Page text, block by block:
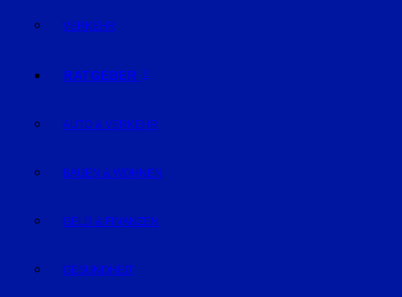
VERKEHR
RATGEBER
AUTO & VERKEHR
BAUEN & WOHNEN
GELD & FINANZEN
GESUNDHEIT